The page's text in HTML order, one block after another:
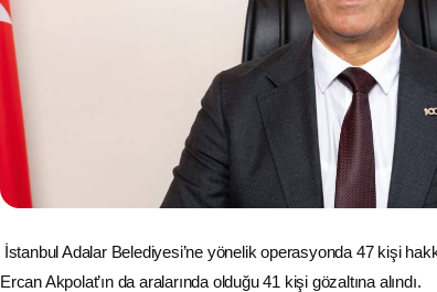
İstanbul Adalar Belediyesi’ne yönelik operasyonda 47 kişi
Ercan Akpolat’ın da aralarında olduğu 41 kişi gözaltına alındı.